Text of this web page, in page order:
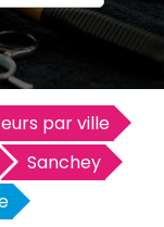
par ville
Sanchey